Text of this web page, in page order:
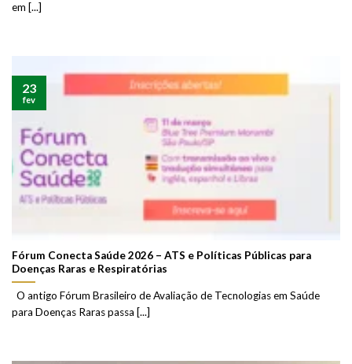
em [...]
Fórum Conecta Saúde 2026 – ATS e Políticas Públicas para
Doenças Raras e Respiratórias
O antigo Fórum Brasileiro de Avaliação de Tecnologias em Saúde
para Doenças Raras passa [...]
23
fev